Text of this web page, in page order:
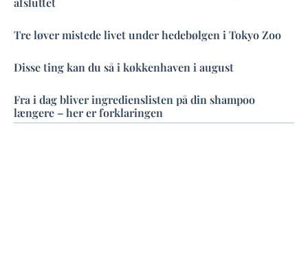
Tre løver mistede livet under hedebølgen i Tokyo Zoo
Disse ting kan du så i køkkenhaven i august
Fra i dag bliver ingredienslisten på din shampoo
længere – her er forklaringen